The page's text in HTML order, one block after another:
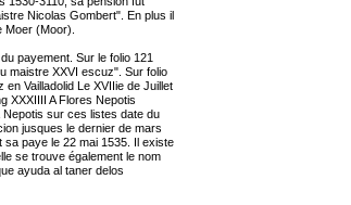
Nicolas Gombert". En plus il
(Moor).
payement. Sur le folio 121
maistre XXVI escuz". Sur folio
Vailladolid Le XVIIie de Juillet
XXXIIII A Flores Nepotis
sur ces listes date du
jusques le dernier de mars
paye le 22 mai 1535. Il existe
se trouve également le nom
ayuda al taner delos